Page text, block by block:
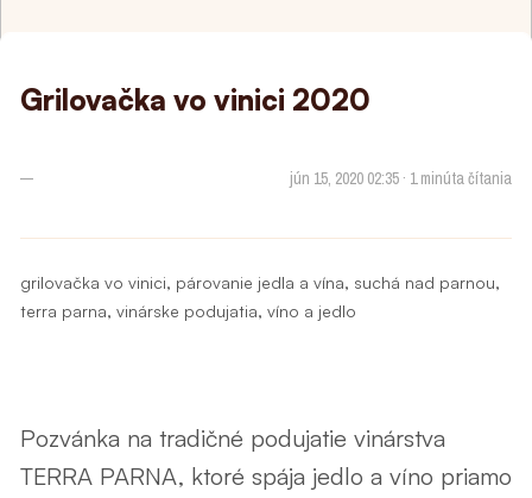
Grilovačka vo vinici 2020
— jún 15, 2020 02:35 · 1 minúta čítania
grilovačka vo vinici, párovanie jedla a vína, suchá nad parnou,
terra parna, vinárske podujatia, víno a jedlo
Pozvánka na tradičné podujatie vinárstva
TERRA PARNA, ktoré spája jedlo a víno priamo